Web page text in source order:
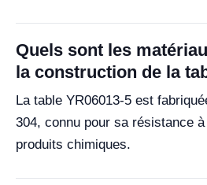
Quels sont les
la construction de la
La table YR06013-5 est
304, connu pour sa résistance
produits chimiques.